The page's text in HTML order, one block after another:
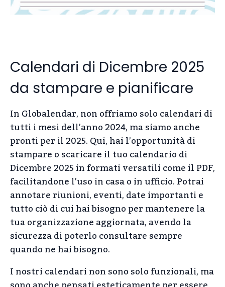
Calendari di Dicembre 2025
da stampare e pianificare
In Globalendar, non offriamo solo calendari di
tutti i mesi dell’anno 2024, ma siamo anche
pronti per il 2025. Qui, hai l’opportunità di
stampare o scaricare il tuo calendario di
Dicembre 2025 in formati versatili come il PDF,
facilitandone l’uso in casa o in ufficio. Potrai
annotare riunioni, eventi, date importanti e
tutto ciò di cui hai bisogno per mantenere la
tua organizzazione aggiornata, avendo la
sicurezza di poterlo consultare sempre
quando ne hai bisogno.
I nostri calendari non sono solo funzionali, ma